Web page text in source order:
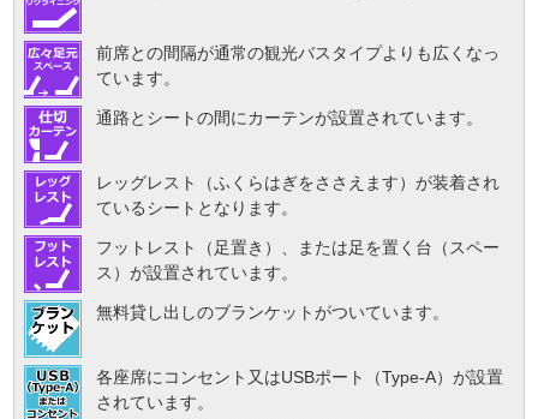
前席との間隔が通常の観光バスタイプよりも広くなっ
ています。
通路とシートの間にカーテンが設置されています。
レッグレスト（ふくらはぎをささえます）が装着され
ているシートとなります。
フットレスト（足置き）、または足を置く台（スペー
ス）が設置されています。
無料貸し出しのブランケットがついています。
各座席にコンセント又はUSBポート（Type-A）が設置
されています。